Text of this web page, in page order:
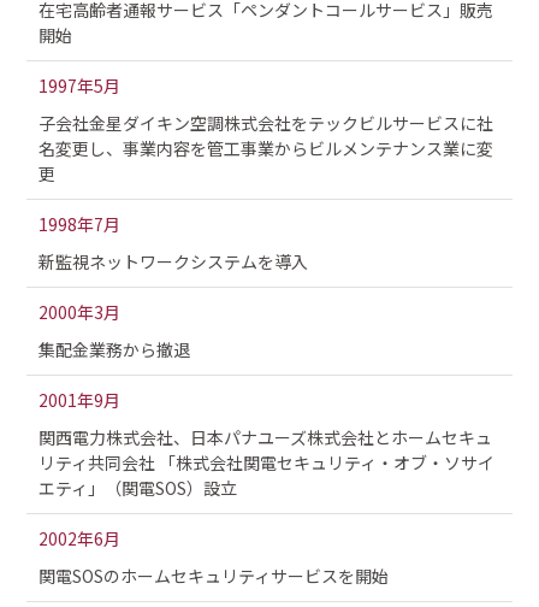
在宅高齢者通報サービス「ペンダントコールサービス」販売
開始
1997年5月
子会社金星ダイキン空調株式会社をテックビルサービスに社
名変更し、事業内容を管工事業からビルメンテナンス業に変
更
1998年7月
新監視ネットワークシステムを導入
2000年3月
集配金業務から撤退
2001年9月
関西電力株式会社、日本パナユーズ株式会社とホームセキュ
リティ共同会社 「株式会社関電セキュリティ・オブ・ソサイ
エティ」（関電SOS）設立
2002年6月
関電SOSのホームセキュリティサービスを開始